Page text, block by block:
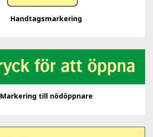
Handtagsmarkering
Markering till nödöppnare